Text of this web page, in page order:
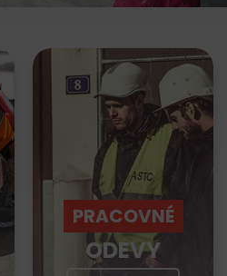
PRACOVNÉ
ODEVY